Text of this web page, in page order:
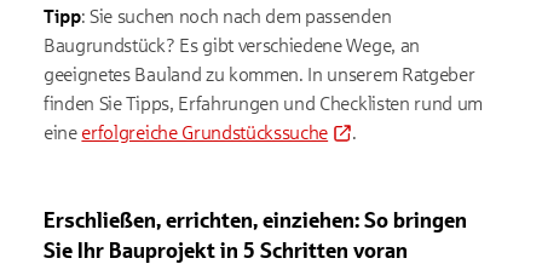
Tipp: Sie suchen noch nach dem passenden
Baugrundstück? Es gibt verschiedene Wege, an
geeignetes Bauland zu kommen. In unserem Ratgeber
finden Sie Tipps, Erfahrungen und Checklisten rund um
eine erfolgreiche Grundstückssuche .
Erschließen, errichten, einziehen: So bringen
Sie Ihr Bauprojekt in 5 Schritten voran